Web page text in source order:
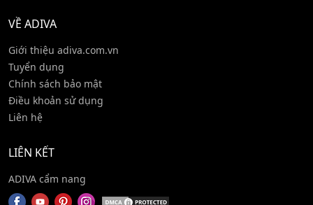
VỀ ADIVA
Giới thiệu adiva.com.vn
Tuyển dụng
Chính sách bảo mật
Điều khoản sử dụng
Liên hệ
LIÊN KẾT
ADIVA cẩm nang